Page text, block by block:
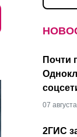
Почти
07
2ГИС